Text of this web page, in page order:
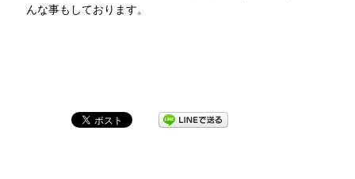
んな事もしております。